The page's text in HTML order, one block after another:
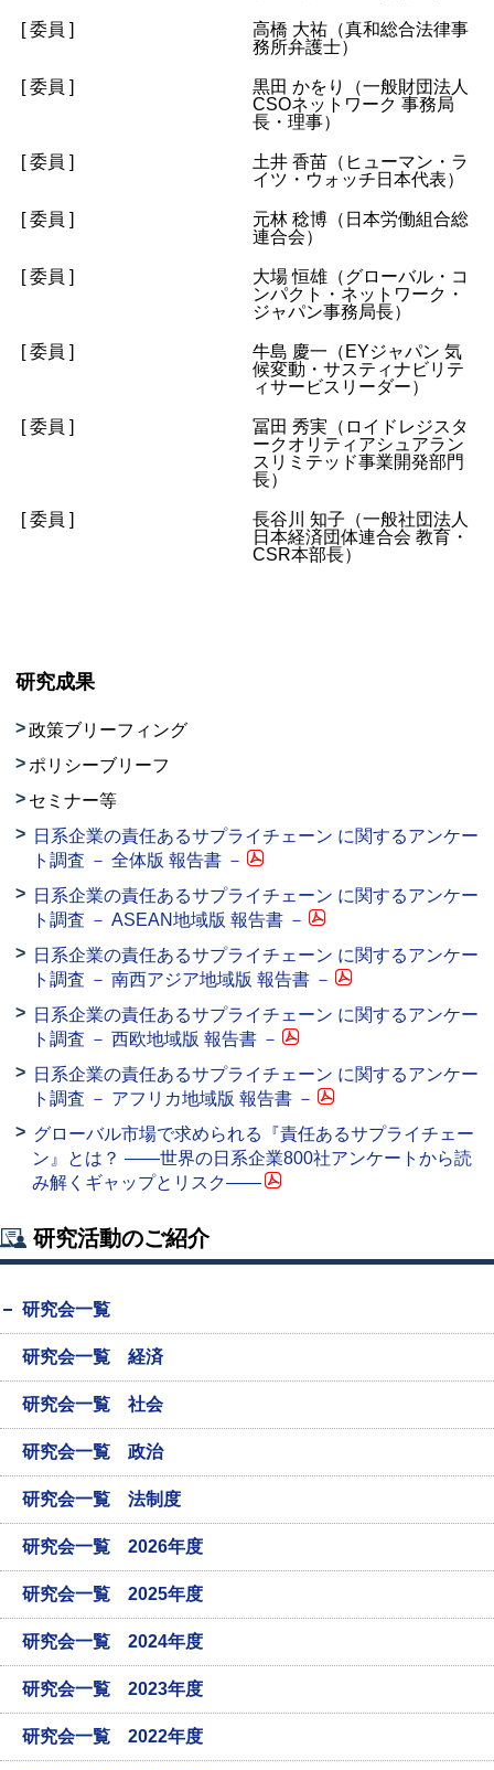
[ 委員 ]
高橋 大祐（真和総合法律事
務所弁護士）
[ 委員 ]
黒田 かをり（一般財団法人
CSOネットワーク 事務局
長・理事）
[ 委員 ]
土井 香苗（ヒューマン・ラ
イツ・ウォッチ日本代表）
[ 委員 ]
元林 稔博（日本労働組合総
連合会）
[ 委員 ]
大場 恒雄（グローバル・コ
ンパクト・ネットワーク・
ジャパン事務局長）
[ 委員 ]
牛島 慶一（EYジャパン 気
候変動・サスティナビリテ
ィサービスリーダー）
[ 委員 ]
冨田 秀実（ロイドレジスタ
ークオリティアシュアラン
スリミテッド事業開発部門
長）
[ 委員 ]
長谷川 知子（一般社団法人
日本経済団体連合会 教育・
CSR本部長）
研究成果
政策ブリーフィング
ポリシーブリーフ
セミナー等
日系企業の責任あるサプライチェーン に関するアンケー
ト調査 － 全体版 報告書 －
日系企業の責任あるサプライチェーン に関するアンケー
ト調査 － ASEAN地域版 報告書 －
日系企業の責任あるサプライチェーン に関するアンケー
ト調査 － 南西アジア地域版 報告書 －
日系企業の責任あるサプライチェーン に関するアンケー
ト調査 － 西欧地域版 報告書 －
日系企業の責任あるサプライチェーン に関するアンケー
ト調査 － アフリカ地域版 報告書 －
グローバル市場で求められる『責任あるサプライチェー
ン』とは？ ――世界の日系企業800社アンケートから読
み解くギャップとリスク――
研究活動のご紹介
研究会一覧
研究会一覧 経済
研究会一覧 社会
研究会一覧 政治
研究会一覧 法制度
研究会一覧 2026年度
研究会一覧 2025年度
研究会一覧 2024年度
研究会一覧 2023年度
研究会一覧 2022年度